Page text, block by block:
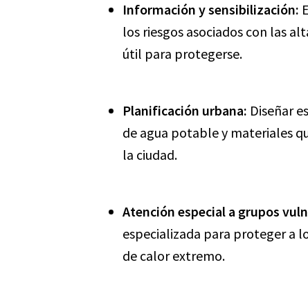
Información y sensibilización:
los riesgos asociados con las
útil para protegerse.
Planificación urbana: Diseñar
de agua potable y materiales
la ciudad.
Atención especial a grupos
especializada para proteger a
de calor extremo.